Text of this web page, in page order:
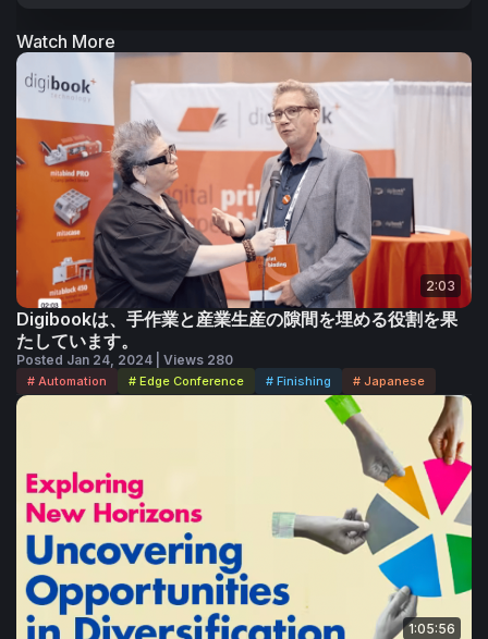
Watch More
2:03
Digibookは、手作業と産業生産の隙間を埋める役割を果
たしています。
Posted Jan 24, 2024 | Views 280
# Automation # Edge Conference # Finishing # Japanese
1:05:56